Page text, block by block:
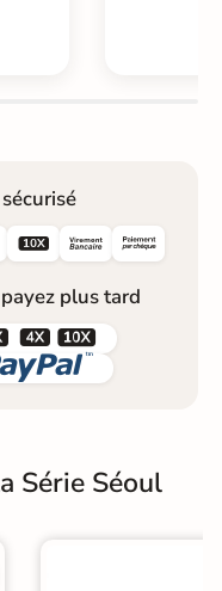

plus tard

Série Séoul